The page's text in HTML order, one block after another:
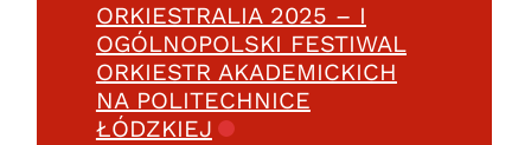
ORKIESTRALIA 2025 – I
OGÓLNOPOLSKI FESTIWAL
ORKIESTR AKADEMICKICH
NA POLITECHNICE
ŁÓDZKIEJ